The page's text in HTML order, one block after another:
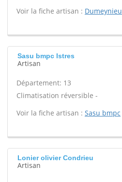
Voir la fiche artisan : Dumeynieu
Sasu bmpc Istres
Artisan
Département: 13
Climatisation réversible -
Voir la fiche artisan : Sasu bmpc
Lonier olivier Condrieu
Artisan